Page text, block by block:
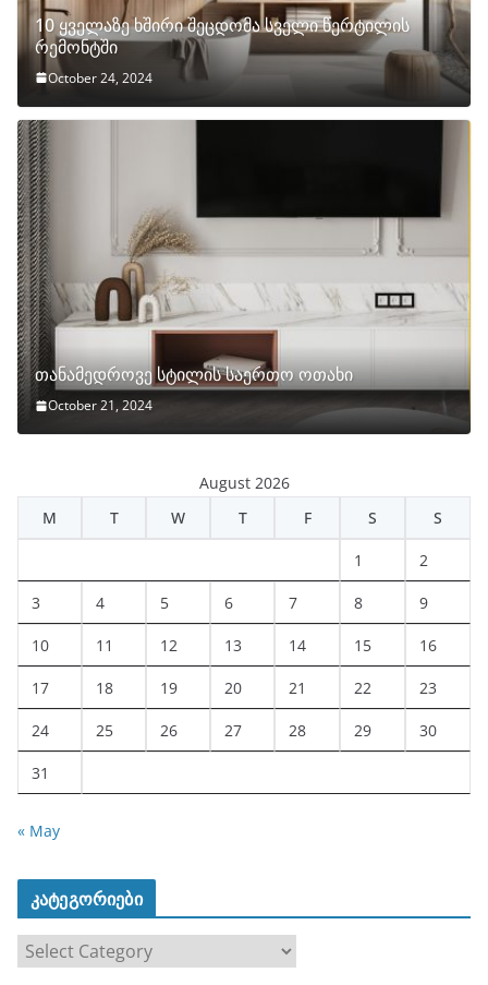
10 ყველაზე ხშირი შეცდომა სველი წერტილის
რემონტში
October 24, 2024
თანამედროვე სტილის საერთო ოთახი
October 21, 2024
August 2026
M
T W T F S S
1 2
3 4 5 6 7 8 9
10 11 12 13 14 15 16
17 18 19 20 21 22 23
24 25 26 27 28 29 30
31
« May
კატეგორიები